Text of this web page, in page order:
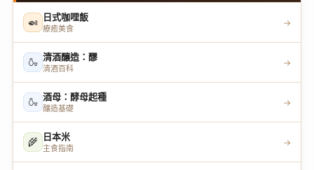
🍛 日式咖哩飯
療癒美食
→
🍶 清酒釀造：醪
清酒百科
→
🍶 酒母：酵母起種
釀造基礎
→
🌾 日本米
主食指南
→